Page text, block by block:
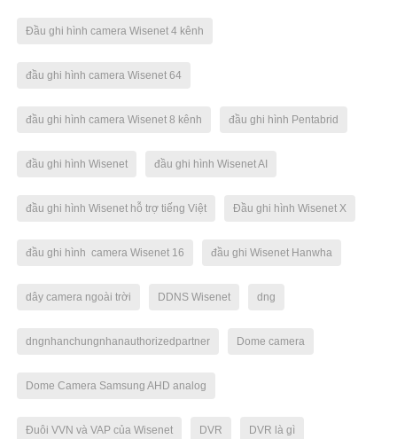
Đầu ghi hình camera Wisenet 4 kênh
đầu ghi hình camera Wisenet 64
đầu ghi hình camera Wisenet 8 kênh đầu ghi hình Pentabrid
đầu ghi hình Wisenet đầu ghi hình Wisenet AI
đầu ghi hình Wisenet hỗ trợ tiếng Việt Đầu ghi hình Wisenet X
đầu ghi hình camera Wisenet 16 đầu ghi Wisenet Hanwha
dây camera ngoài trời DDNS Wisenet dng
dngnhanchungnhanauthorizedpartner Dome camera
Dome Camera Samsung AHD analog
Đuôi VVN và VAP của Wisenet DVR DVR là gì